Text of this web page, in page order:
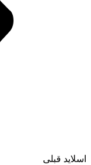
اسلاید قبلی